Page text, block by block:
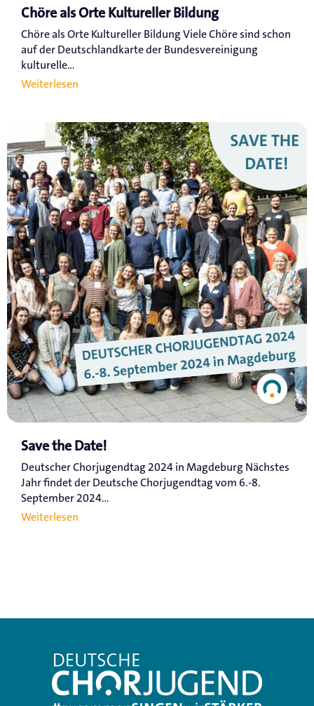
Chöre als Orte Kultureller Bildung
Chöre als Orte Kultureller Bildung Viele Chöre sind schon
auf der Deutschlandkarte der Bundesvereinigung
kulturelle...
Weiterlesen
Save the Date!
Deutscher Chorjugendtag 2024 in Magdeburg Nächstes
Jahr findet der Deutsche Chorjugendtag vom 6.-8.
September 2024...
Weiterlesen